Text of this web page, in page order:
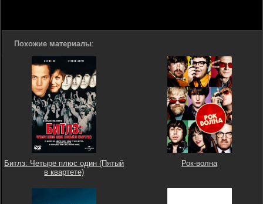
Похожие материалы:
Битлз: Четыре плюс один (Пятый
в квартете)
Рок-волна